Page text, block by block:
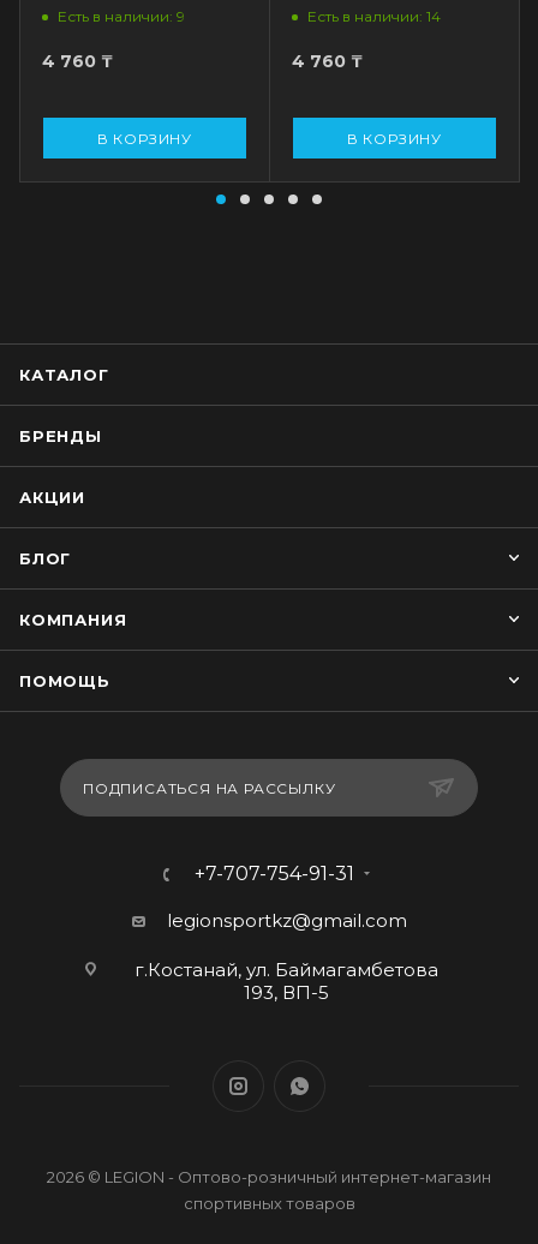
белый/бордовый/
Есть в наличии: 9
4 760 ₸
В КОРЗИНУ
белый/синий/
Есть в наличии: 14
4 760 ₸
В КОРЗИНУ
КАТАЛОГ
БРЕНДЫ
АКЦИИ
БЛОГ
КОМПАНИЯ
ПОМОЩЬ
ПОДПИСАТЬСЯ НА РАССЫЛКУ
+7-707-754-91-31
legionsportkz@gmail.com
г.Костанай, ул. Баймагамбетова
193, ВП-5
2026 © LEGION - Оптово-розничный интернет-магазин
спортивных товаров